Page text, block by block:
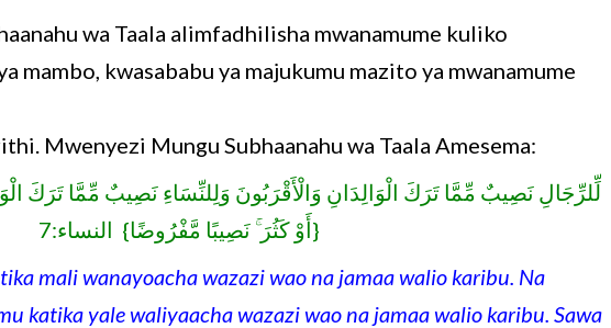
wa Taala alimfadhilisha mwanamume kuliko
mambo, kwasababu ya majukumu mazito ya mwanamume
Mwenyezi Mungu Subhaanahu wa Taala Amesema:
لِّلرِّجَالِ نَصِيبٌ مِّمَّا تَرَكَ الْوَالِدَانِ وَالْأَقْرَبُونَ وَلِلنِّسَاءِ نَصِيبٌ مِّمَّا تَرَكَ
أَوْ كَثُرَ ۚ نَصِيبًا مَّفْرُوضًا} النساء:7}
mali wanayoacha wazazi wao na jamaa walio karibu. Na
katika yale waliyaacha wazazi wao na jamaa walio karibu. Sawa